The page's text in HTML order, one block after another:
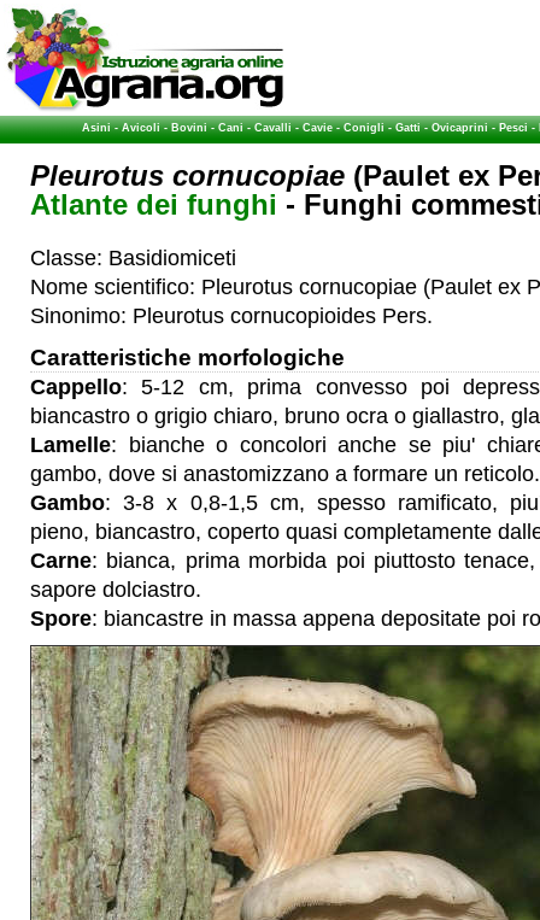
Asini-Avicoli-Bovini-Cani-Cavalli-Cavie-Conigli-Gatti-Ovicaprini-Pesci-
Pleurotus cornucopiae (Paulet ex
Atlante dei funghi - Funghi
Classe: Basidiomiceti
Nome scientifico: Pleurotus cornucopiae (Paulet ex
Sinonimo: Pleurotus cornucopioides Pers.
Caratteristiche morfologiche
Cappello: 5-12 cm, prima convesso poi
biancastro o grigio chiaro, bruno ocra o giallastro,
Lamelle: bianche o concolori anche se piu'
gambo, dove si anastomizzano a formare un reticolo.
Gambo: 3-8 x 0,8-1,5 cm, spesso ramificato,
pieno, biancastro, coperto quasi completamente
Carne: bianca, prima morbida poi piuttosto
sapore dolciastro.
Spore: biancastre in massa appena depositate poi